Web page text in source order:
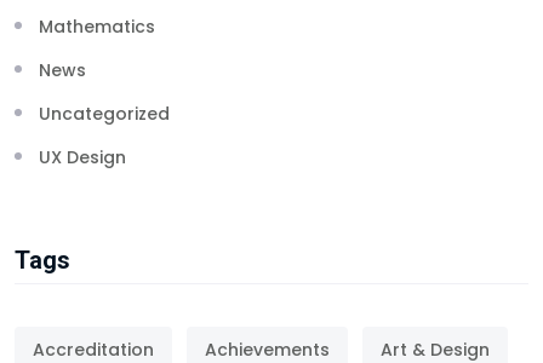
Mathematics
News
Uncategorized
UX Design
Tags
Accreditation Achievements Art & Design